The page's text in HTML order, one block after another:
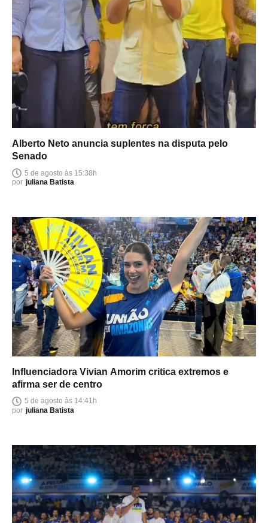
Alberto Neto anuncia suplentes na disputa pelo
Senado
5 de agosto às 15:38h
por juliana Batista
Influenciadora Vivian Amorim critica extremos e
afirma ser de centro
5 de agosto às 14:41h
por juliana Batista